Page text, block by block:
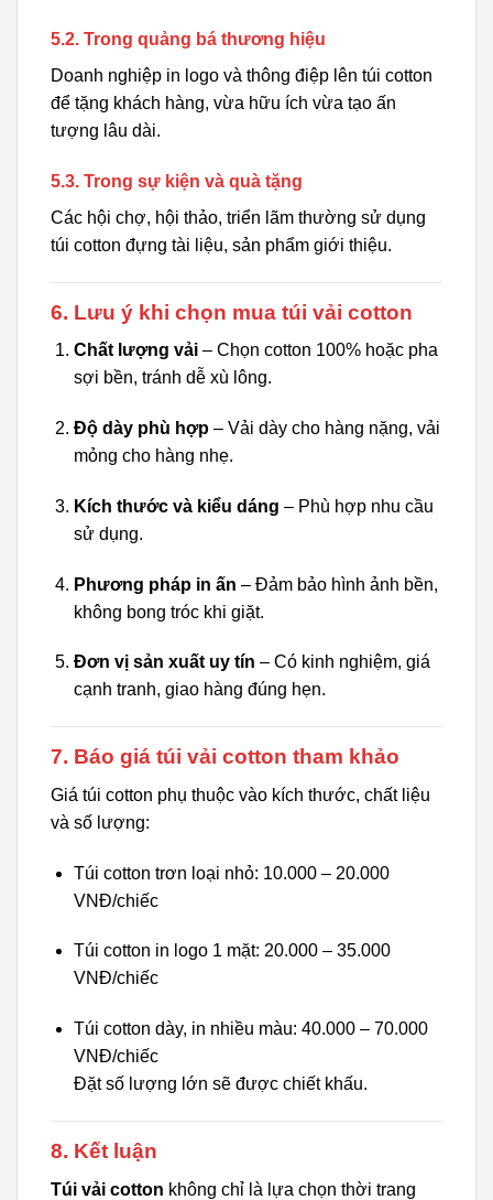
5.2. Trong quảng bá thương hiệu
Doanh nghiệp in logo và thông điệp lên túi cotton
để tặng khách hàng, vừa hữu ích vừa tạo ấn
tượng lâu dài.
5.3. Trong sự kiện và quà tặng
Các hội chợ, hội thảo, triển lãm thường sử dụng
túi cotton đựng tài liệu, sản phẩm giới thiệu.
6. Lưu ý khi chọn mua túi vải cotton
Chất lượng vải– Chọn cotton 100% hoặc pha
sợi bền, tránh dễ xù lông.
Độ dày phù hợp– Vải dày cho hàng nặng, vải
mỏng cho hàng nhẹ.
Kích thước và kiểu dáng – Phù hợp nhu cầu
sử dụng.
Phương pháp in ấn – Đảm bảo hình ảnh bền,
không bong tróc khi giặt.
Đơn vị sản xuất uy tín – Có kinh nghiệm, giá
cạnh tranh, giao hàng đúng hẹn.
7. Báo giá túi vải cotton tham khảo
Giá túi cotton phụ thuộc vào kích thước, chất liệu
và số lượng:
Túi cotton trơn loại nhỏ: 10.000 – 20.000
VNĐ/chiếc
Túi cotton in logo 1 mặt: 20.000 – 35.000
VNĐ/chiếc
Túi cotton dày, in nhiều màu: 40.000 – 70.000
VNĐ/chiếc
Đặt số lượng lớn sẽ được chiết khấu.
8. Kết luận
Túi vải cotton không chỉ là lựa chọn thời trang